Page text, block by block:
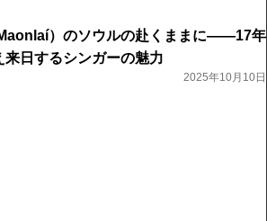
）のソウルの赴くままに――17年
日するシンガーの魅力
2025年10月10日